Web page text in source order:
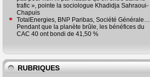
trafic », pointe la sociologue Khadidja Sahraoui-
Chapuis
TotalEnergies, BNP Paribas, Société Générale…
Pendant que la planète brûle, les bénéfices du
CAC 40 ont bondi de 41,50 %
RUBRIQUES